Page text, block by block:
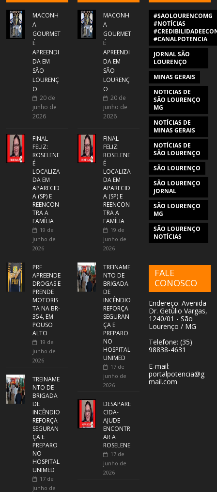
MACONH
A
GOURMET
É
APREENDI
DA EM
SÃO
LOURENÇ
O
20 de
junho de
2026
FINAL
FELIZ:
ROSELENE
É
LOCALIZA
DA EM
APARECID
A (SP) E
REENCON
TRA A
FAMÍLIA
19 de
junho de
2026
PRF
APREENDE
DROGAS E
PRENDE
MOTORIS
TA NA BR-
354, EM
POUSO
ALTO
19 de
junho de
2026
TREINAME
NTO DE
BRIGADA
DE
INCÊNDIO
REFORÇA
SEGURAN
ÇA E
PREPARO
NO
HOSPITAL
UNIMED
17 de
junho de
MACONH
A
GOURMET
É
APREENDI
DA EM
SÃO
LOURENÇ
O
20 de
junho de
2026
FINAL
FELIZ:
ROSELENE
É
LOCALIZA
DA EM
APARECID
A (SP) E
REENCON
TRA A
FAMÍLIA
19 de
junho de
2026
TREINAME
NTO DE
BRIGADA
DE
INCÊNDIO
REFORÇA
SEGURAN
ÇA E
PREPARO
NO
HOSPITAL
UNIMED
17 de
junho de
2026
DESAPARE
CIDA-
AJUDE
ENCONTR
AR A
ROSELENE
17 de
junho de
2026
#SAOLOURENCOMG
#NOTÍCIAS
#CANALPOTENCIA
JORNAL SÃO
LOURENÇO
MINAS GERAIS
NOTICIAS DE
SÃO LOURENÇO
MG
NOTÍCIAS DE
MINAS GERAIS
NOTÍCIAS DE
SÃO LOURENÇO
SÃO LOURENÇO
SÃO LOURENÇO
JORNAL
SÃO LOURENÇO
MG
SÃO LOURENÇO
NOTÍCIAS
FALE
CONOSCO
Endereço: Avenida
Dr. Getúlio Vargas,
1240/01 - São
Lourenço / MG
Telefone: (35)
98838-4631
E-mail:
portalpotencia@g
mail.com